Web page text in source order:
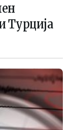
Турција